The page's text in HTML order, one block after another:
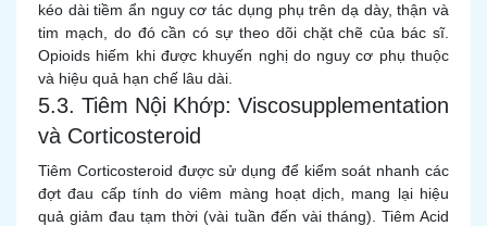
kéo dài tiềm ẩn nguy cơ tác dụng phụ trên dạ dày, thận và
tim mạch, do đó cần có sự theo dõi chặt chẽ của bác sĩ.
Opioids hiếm khi được khuyến nghị do nguy cơ phụ thuộc
và hiệu quả hạn chế lâu dài.
5.3. Tiêm Nội Khớp: Viscosupplementation
và Corticosteroid
Tiêm Corticosteroid được sử dụng để kiểm soát nhanh các
đợt đau cấp tính do viêm màng hoạt dịch, mang lại hiệu
quả giảm đau tạm thời (vài tuần đến vài tháng). Tiêm Acid